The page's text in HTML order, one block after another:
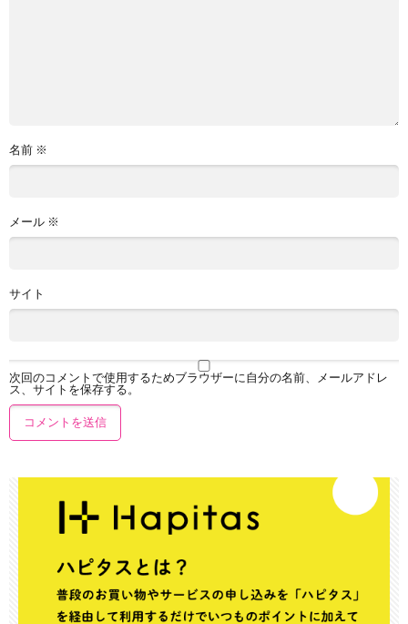
名前 ※
メール ※
サイト
次回のコメントで使用するためブラウザーに自分の名前、メールアドレ
ス、サイトを保存する。